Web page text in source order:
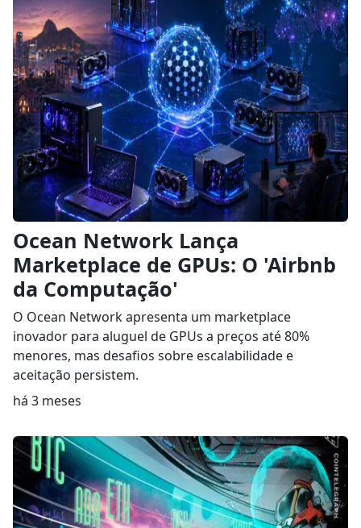
Ocean Network Lança
Marketplace de GPUs: O 'Airbnb
da Computação'
O Ocean Network apresenta um marketplace
inovador para aluguel de GPUs a preços até 80%
menores, mas desafios sobre escalabilidade e
aceitação persistem.
há 3 meses